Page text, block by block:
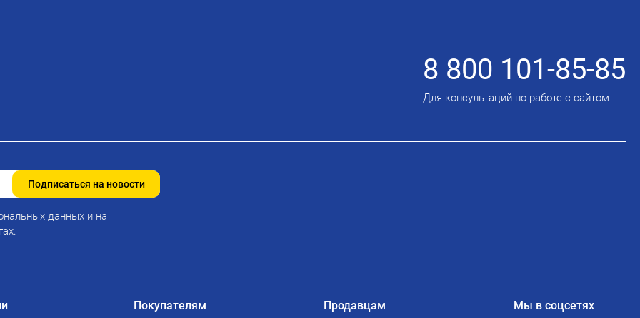
8 800 101-85-85
Для консультаций по работе с сайтом
Подписаться на новости
данных и на
Покупателям Продавцам Мы в соцсетях